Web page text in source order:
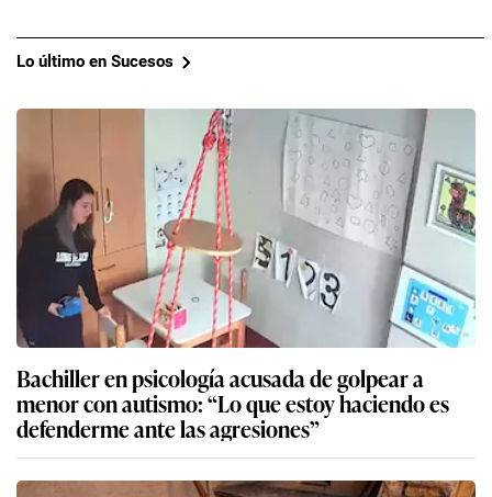
Lo último en Sucesos
Bachiller en psicología acusada de golpear a
menor con autismo: “Lo que estoy haciendo es
defenderme ante las agresiones”